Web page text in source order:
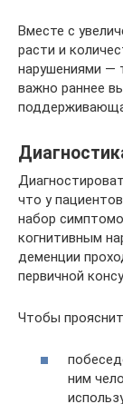
Вместе с
расти и
нарушениями —
важно раннее
что у
набор
когнитивным
деменции
первичной
Чтобы
ним